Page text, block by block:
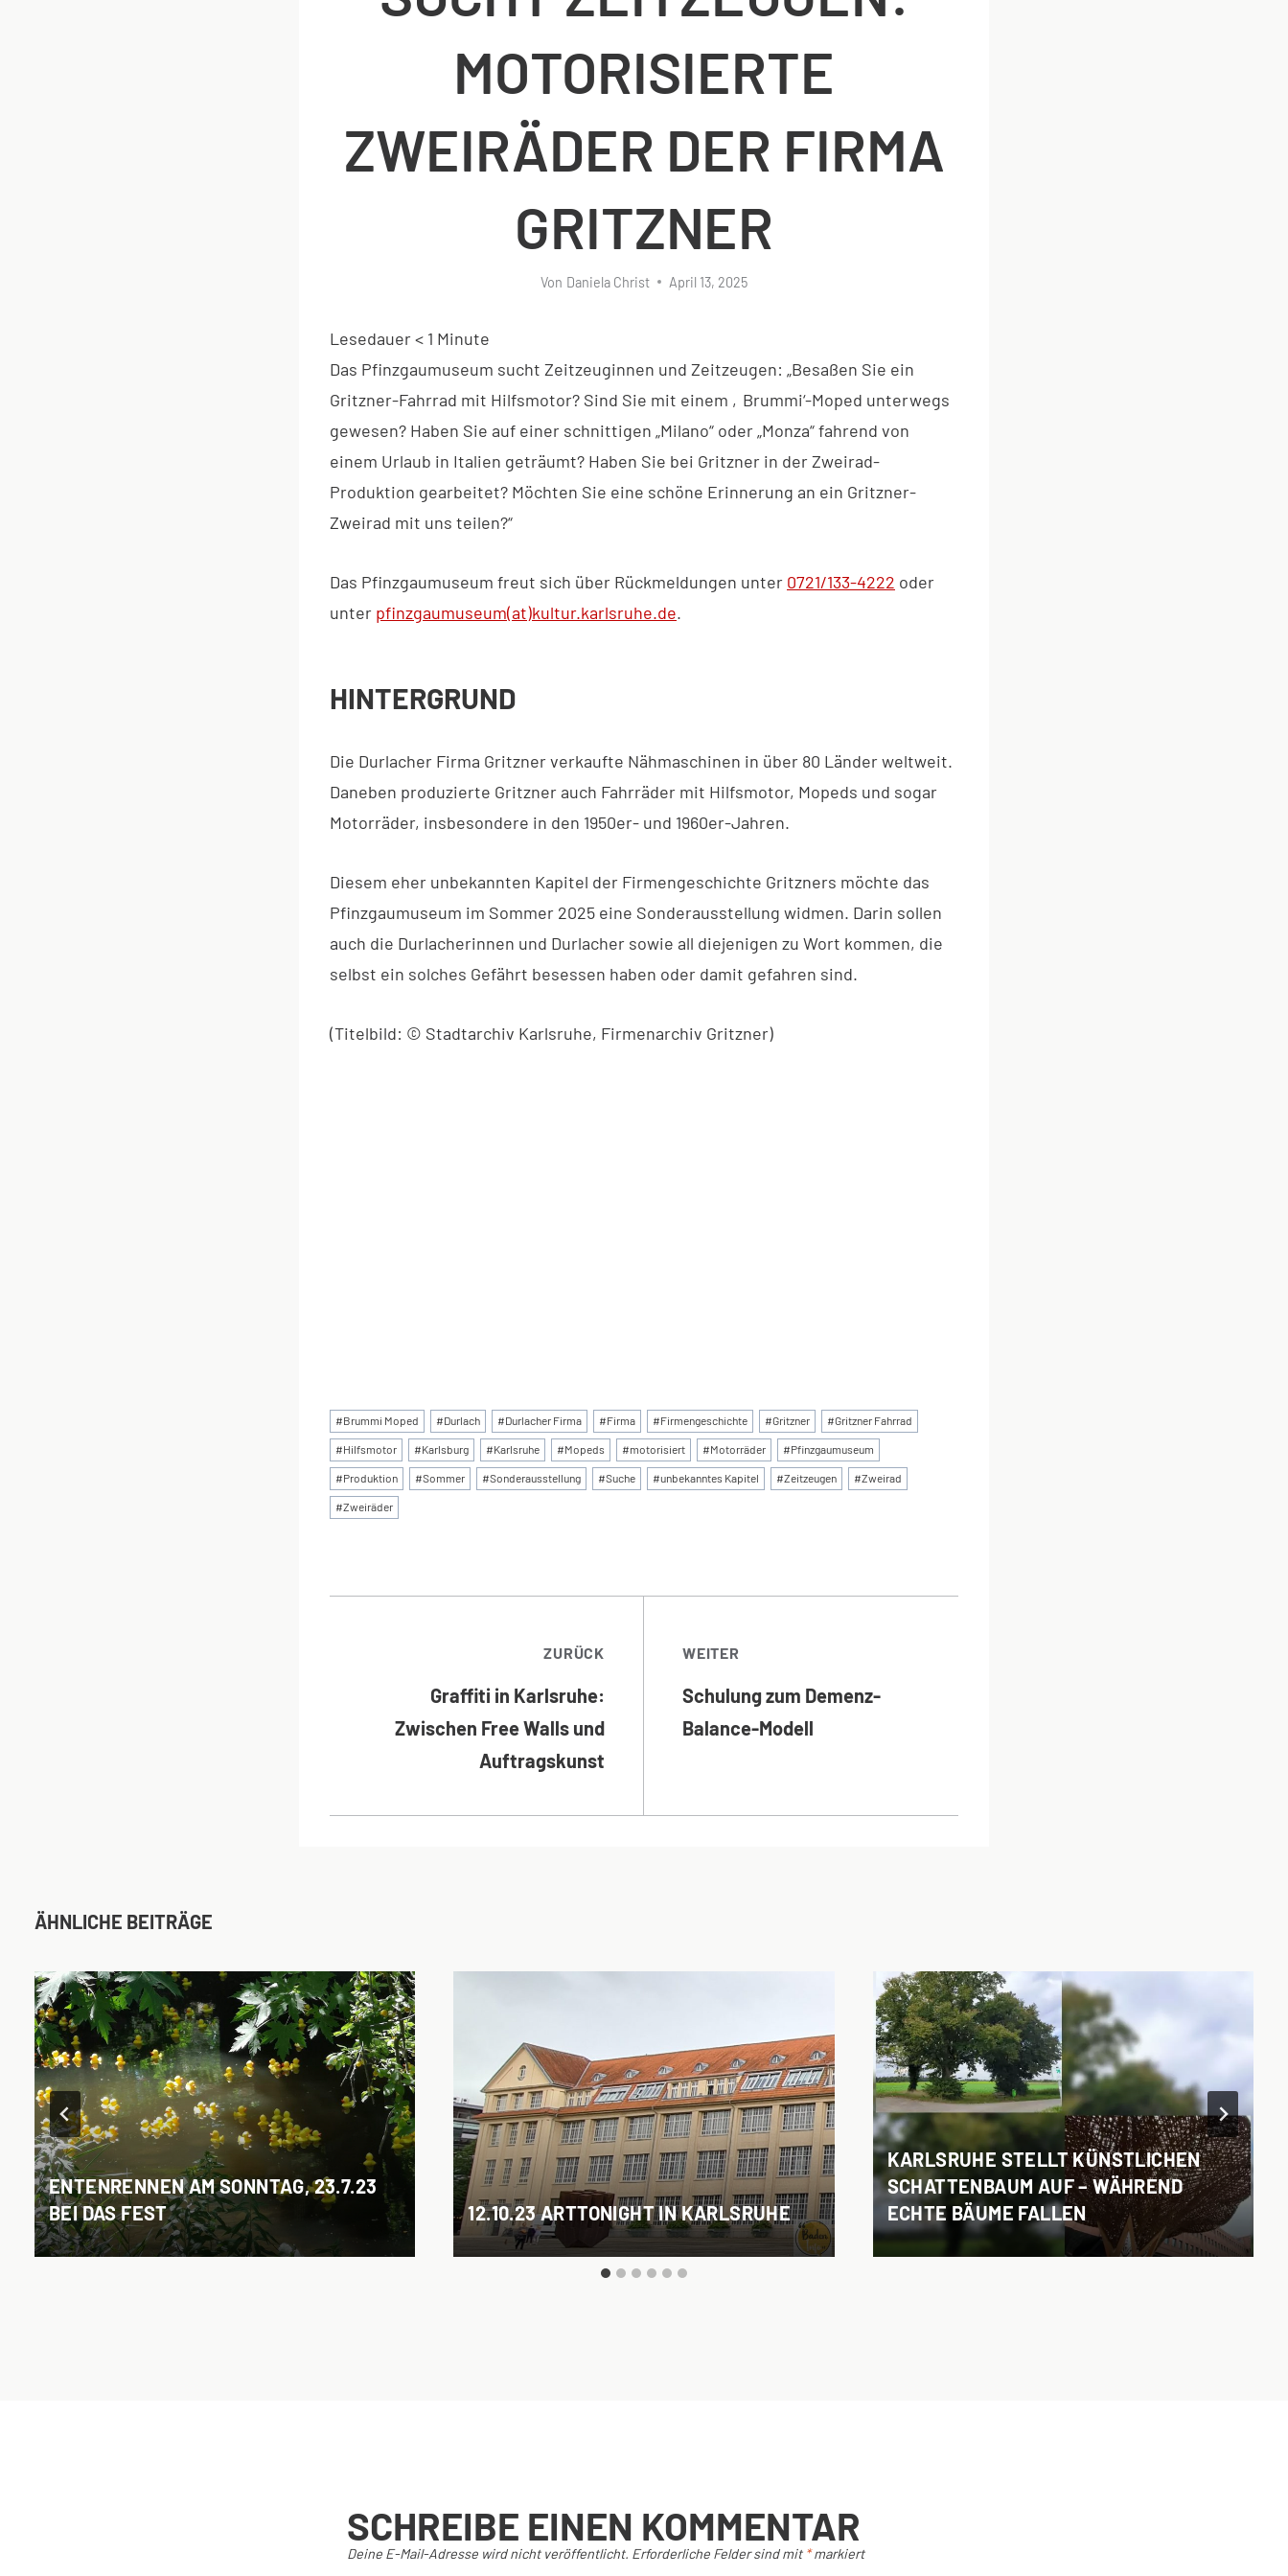
MOTORISIERTE
ZWEIRÄDER DER FIRMA
GRITZNER
Von Daniela Christ April 13, 2025
Lesedauer< 1 Minute
Das Pfinzgaumuseum sucht Zeitzeuginnen und Zeitzeugen: „Besaßen Sie ein
Gritzner-Fahrrad mit Hilfsmotor? Sind Sie mit einem ‚Brummi‘-Moped unterwegs
gewesen? Haben Sie auf einer schnittigen „Milano“ oder „Monza“ fahrend von
einem Urlaub in Italien geträumt? Haben Sie bei Gritzner in der Zweirad-
Produktion gearbeitet? Möchten Sie eine schöne Erinnerung an ein Gritzner-
Zweirad mit uns teilen?“
Das Pfinzgaumuseum freut sich über Rückmeldungen unter 0721/133-4222 oder
unter pfinzgaumuseum(at)kultur.karlsruhe.de.
HINTERGRUND
Die Durlacher Firma Gritzner verkaufte Nähmaschinen in über 80 Länder weltweit.
Daneben produzierte Gritzner auch Fahrräder mit Hilfsmotor, Mopeds und sogar
Motorräder, insbesondere in den 1950er- und 1960er-Jahren.
Diesem eher unbekannten Kapitel der Firmengeschichte Gritzners möchte das
Pfinzgaumuseum im Sommer 2025 eine Sonderausstellung widmen. Darin sollen
auch die Durlacherinnen und Durlacher sowie all diejenigen zu Wort kommen, die
selbst ein solches Gefährt besessen haben oder damit gefahren sind.
(Titelbild: © Stadtarchiv Karlsruhe, Firmenarchiv Gritzner)
Schlagworte:
#Brummi Moped #Durlach #Durlacher Firma #Firma #Firmengeschichte #Gritzner #Gritzner Fahrrad
#Hilfsmotor #Karlsburg #Karlsruhe #Mopeds #motorisiert #Motorräder #Pfinzgaumuseum
#Produktion #Sommer #Sonderausstellung #Suche #unbekanntes Kapitel #Zeitzeugen #Zweirad
#Zweiräder
BEITRAGSNAVIGATION
ZURÜCK
Graffiti in Karlsruhe:
Zwischen Free Walls und
Auftragskunst
WEITER
Schulung zum Demenz-
Balance-Modell
ÄHNLICHE BEITRÄGE
ENTENRENNEN AM SONNTAG, 23.7.23
BEI DAS FEST
12.10.23 ARTTONIGHT IN KARLSRUHE
KARLSRUHE STELLT KÜNSTLICHEN
SCHATTENBAUM AUF – WÄHREND
ECHTE BÄUME FALLEN
SCHREIBE EINEN KOMMENTAR
Deine E-Mail-Adresse wird nicht veröffentlicht. Erforderliche Felder sind mit *markiert